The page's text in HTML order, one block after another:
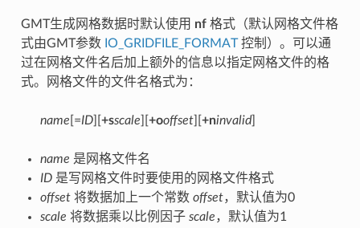
GMT生成网格数据时默认使用 nf格式（默认网格文件格
式由GMT参数 IO_GRIDFILE_FORMAT控制）。可以通
过在网格文件名后加上额外的信息以指定网格文件的格
式。网格文件的文件名格式为：
name [=ID][ +sscale +ooffset][ +ninvalid]
name 是网格文件名
ID是写网格文件时要使用的网格文件格式
offset将数据加上一个常数 offset，默认值为0
scale 将数据乘以比例因子 scale，默认值为1